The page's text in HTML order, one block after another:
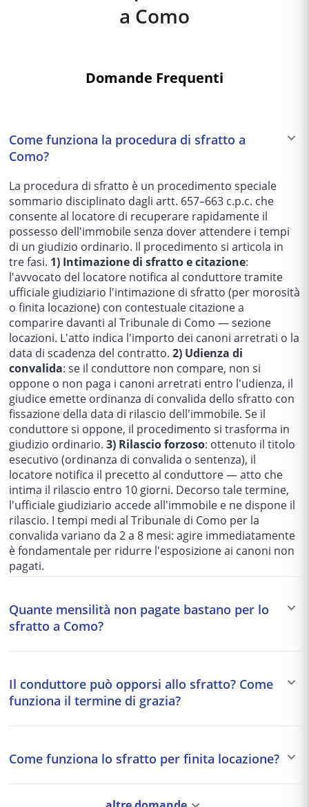
a Como
Domande Frequenti
Come funziona la procedura di sfratto a
Como?
La procedura di sfratto è un procedimento speciale
sommario disciplinato dagli artt. 657–663 c.p.c. che
consente al locatore di recuperare rapidamente il
possesso dell'immobile senza dover attendere i tempi
di un giudizio ordinario. Il procedimento si articola in
tre fasi. 1) Intimazione di sfratto e citazione:
l'avvocato del locatore notifica al conduttore tramite
ufficiale giudiziario l'intimazione di sfratto (per morosità
o finita locazione) con contestuale citazione a
comparire davanti al Tribunale di Como — sezione
locazioni. L'atto indica l'importo dei canoni arretrati o la
data di scadenza del contratto. 2) Udienza di
convalida: se il conduttore non compare, non si
oppone o non paga i canoni arretrati entro l'udienza, il
giudice emette ordinanza di convalida dello sfratto con
fissazione della data di rilascio dell'immobile. Se il
conduttore si oppone, il procedimento si trasforma in
giudizio ordinario. 3) Rilascio forzoso: ottenuto il titolo
esecutivo (ordinanza di convalida o sentenza), il
locatore notifica il precetto al conduttore — atto che
intima il rilascio entro 10 giorni. Decorso tale termine,
l'ufficiale giudiziario accede all'immobile e ne dispone il
rilascio. I tempi medi al Tribunale di Como per la
convalida variano da 2 a 8 mesi: agire immediatamente
è fondamentale per ridurre l'esposizione ai canoni non
pagati.
Quante mensilità non pagate bastano per lo
sfratto a Como?
l'art. 5 L. 392/1978 qualifica come grave inadempimento
il mancato pagamento di importi superiori a due
commerciali non è richiesta diffida preventiva. Il
Il conduttore può opporsi allo sfratto? Come
funziona il termine di grazia?
procedimento sommario in giudizio ordinario: il
Come funziona lo sfratto per finita locazione?
con cui il locatore intima al conduttore di lasciare